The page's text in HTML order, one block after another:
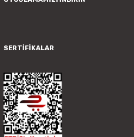
SERTİFİKALAR